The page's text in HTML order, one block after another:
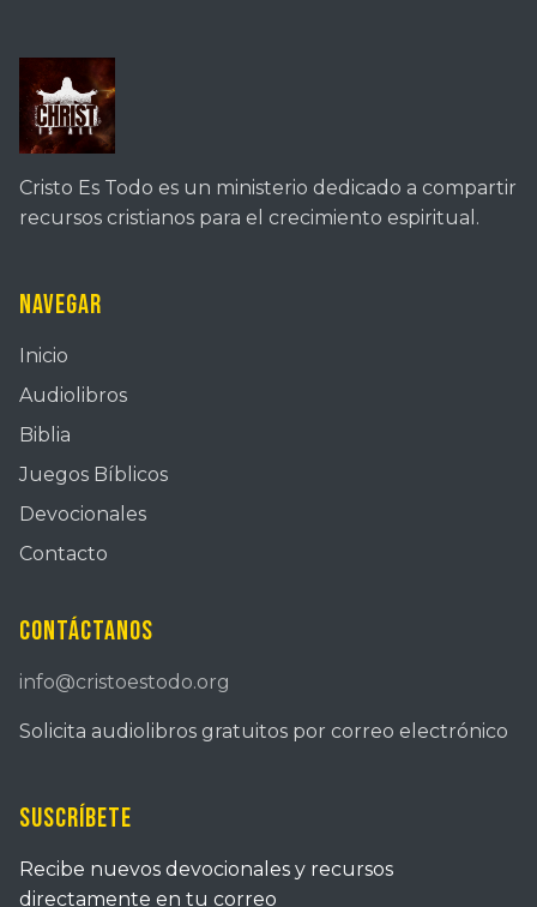
Cristo Es Todo es un ministerio dedicado a compartir
recursos cristianos para el crecimiento espiritual.
Navegar
Inicio
Audiolibros
Biblia
Juegos Bíblicos
Devocionales
Contacto
Contáctanos
info@cristoestodo.org
Solicita audiolibros gratuitos por correo electrónico
Suscríbete
Recibe nuevos devocionales y recursos
directamente en tu correo